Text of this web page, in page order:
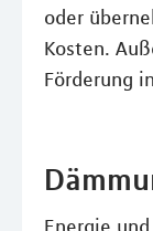
oder
Kosten.
Förderung